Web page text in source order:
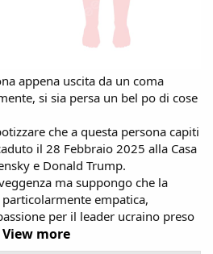
appena uscita da un coma
si sia persa un bel po di cose
che a questa persona capiti
il 28 Febbraio 2025 alla Casa
e Donald Trump.
ma suppongo che la
empatica,
per il leader ucraino preso
View more